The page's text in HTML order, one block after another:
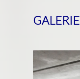
GALERIE